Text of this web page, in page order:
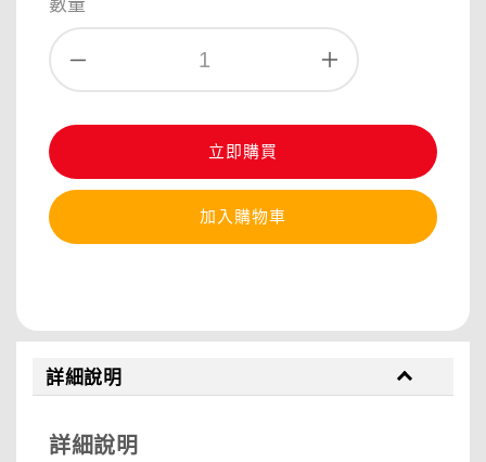
立即購買
加入購物車
詳細說明
詳細說明